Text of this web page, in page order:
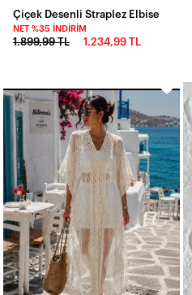
Çiçek Desenli Straplez Elbise
NET %35 İNDIRIM
1.899,99 TL 1.234,99 TL